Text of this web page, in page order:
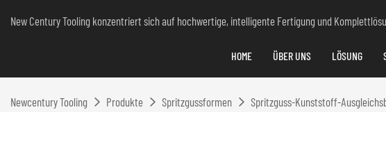
New Century Tooling konzentriert sich auf hochwertige, intelligente Fertigung und
HOME ÜBER UNS LÖSUNG
Newcentury Tooling Produkte Spritzgussformen Spritzguss-Kunststoff-